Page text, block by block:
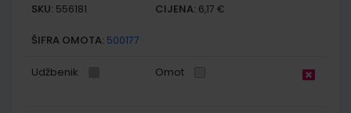
SKU: 556181 CIJENA: 6,17 €
ŠIFRA OMOTA: 500177
Udžbenik Omot